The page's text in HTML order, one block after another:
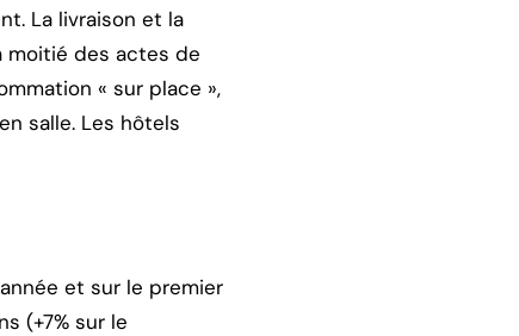
La livraison et la
moitié des actes de
« sur place »,
salle. Les hôtels
et sur le premier
(+7% sur le